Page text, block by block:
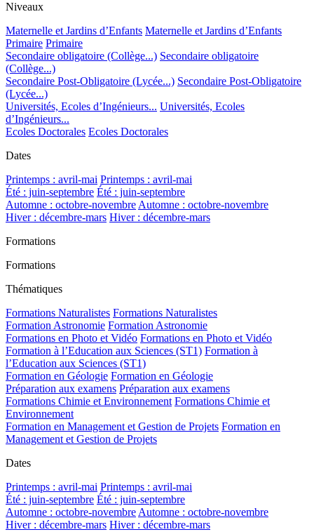
Niveaux
Maternelle et Jardins d’Enfants Maternelle et Jardins d’Enfants
Primaire Primaire
Secondaire obligatoire (Collège...) Secondaire obligatoire
(Collège...)
Secondaire Post-Obligatoire (Lycée...) Secondaire Post-Obligatoire
(Lycée...)
Universités, Ecoles d’Ingénieurs... Universités, Ecoles
d’Ingénieurs...
Ecoles Doctorales Ecoles Doctorales
Dates
Printemps : avril-mai Printemps : avril-mai
Été : juin-septembre Été : juin-septembre
Automne : octobre-novembreAutomne : octobre-novembre
Hiver : décembre-mars Hiver : décembre-mars
Formations
Formations
Thématiques
Formations Naturalistes Formations Naturalistes
Formation Astronomie Formation Astronomie
Formations en Photo et Vidéo Formations en Photo et Vidéo
Formation à l’Education aux Sciences (ST1) Formation à
l’Education aux Sciences (ST1)
Formation en Géologie Formation en Géologie
Préparation aux examens Préparation aux examens
Formations Chimie et Environnement Formations Chimie et
Environnement
Formation en Management et Gestion de Projets Formation en
Management et Gestion de Projets
Dates
Printemps : avril-mai Printemps : avril-mai
Été : juin-septembre Été : juin-septembre
Automne : octobre-novembreAutomne : octobre-novembre
Hiver : décembre-mars Hiver : décembre-mars